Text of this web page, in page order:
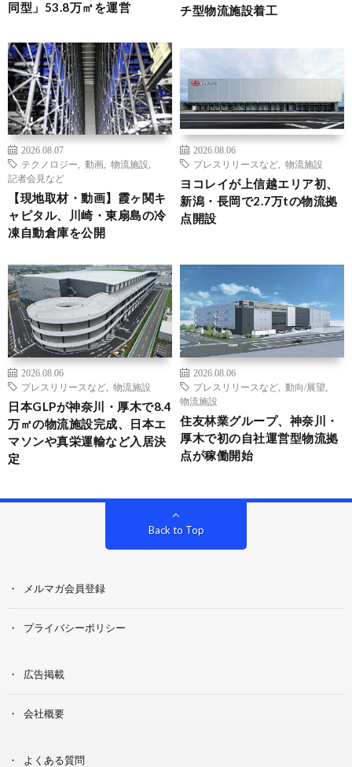
同型」53.8万㎡を運営
チ型物流施設着工
2026.08.07
テクノロジー
動画 物流施設
記者会見など
【現地取材・動画】霞ヶ関キ
ャピタル、川崎・東扇島の冷
凍自動倉庫を公開
2026.08.06
プレスリリースなど
物流施設
ヨコレイが上信越エリア初、
新潟・長岡で2.7万tの物流拠
点開設
2026.08.06
プレスリリースなど
物流施設
日本GLPが神奈川・厚木で8.4
万㎡の物流施設完成、日本エ
マソンや真栄運輸など入居決
定
2026.08.06
プレスリリースなど
動向/展望
物流施設
住友林業グループ、神奈川・
厚木で初の自社運営型物流拠
点が稼働開始
Back to Top
メルマガ会員登録
プライバシーポリシー
広告掲載
会社概要
よくある質問